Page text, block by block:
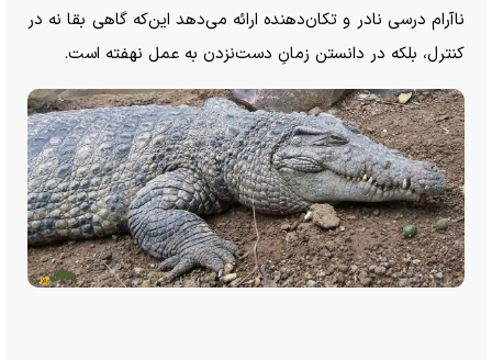
ناآرام درسی نادر و تکان‌دهنده ارائه می‌دهد این‌که گاهی بقا نه در
کنترل، بلکه در دانستن زمانِ دست‌نزدن به عمل نهفته است.